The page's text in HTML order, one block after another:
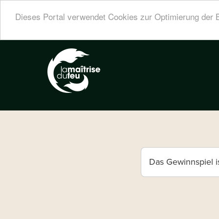
Dieses Portal verwendet Cookies zur Optimierung der
Direkt
Das Gewinnspiel